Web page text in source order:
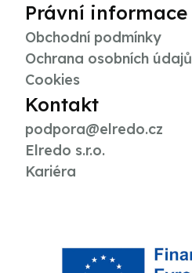
Právní informace
Obchodní podmínky
Ochrana osobních údajů
Cookies
Kontakt
podpora@elredo.cz
Elredo s.r.o.
Kariéra